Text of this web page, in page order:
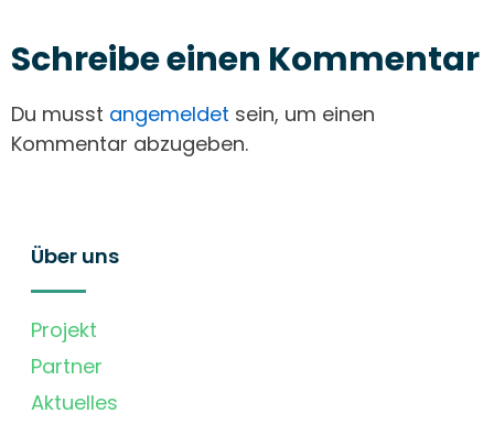
Schreibe einen Kommentar
Du musst angemeldet sein, um einen
Kommentar abzugeben.
Über uns
Projekt
Partner
Aktuelles